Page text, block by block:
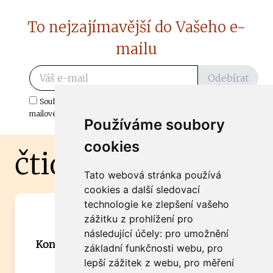
Používáme soubory
cookies
Tato webová stránka používá
cookies a další sledovací
technologie ke zlepšení vašeho
zážitku z prohlížení pro
následující účely: pro umožnění
základní funkčnosti webu, pro
lepší zážitek z webu, pro měření
To nejzajímavější do Vašeho e-
mailu
Odebírat
Souhlasím s odběrem důležitých zpráv ze ČtiDoma.cz do mé e-
mailové schránky.
čtidoma.cz
Máte zajímavou informaci? Chcete
spolupracovat?
Kontaktujte šéfredaktora Martina Chalupu:
chalupa@ctidoma.cz